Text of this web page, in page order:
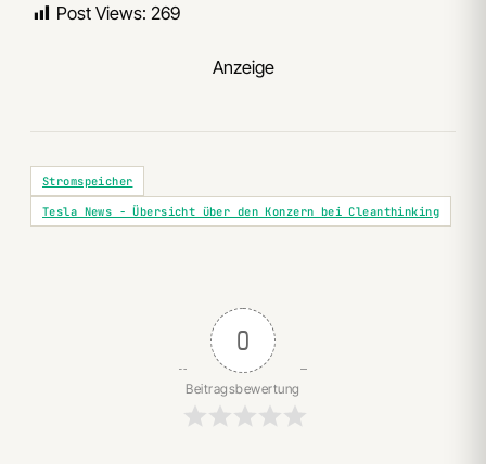
Post Views: 269
Anzeige
Stromspeicher
Tesla News - Übersicht über den Konzern bei Cleanthinking
0
Beitragsbewertung